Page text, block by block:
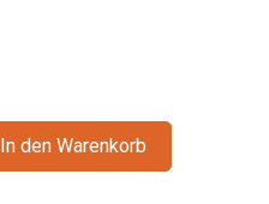
In den Warenkorb